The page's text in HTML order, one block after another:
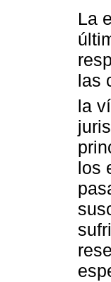
La
las
la
los